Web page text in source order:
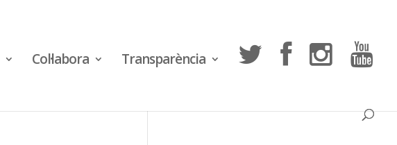
Col·labora Transparència